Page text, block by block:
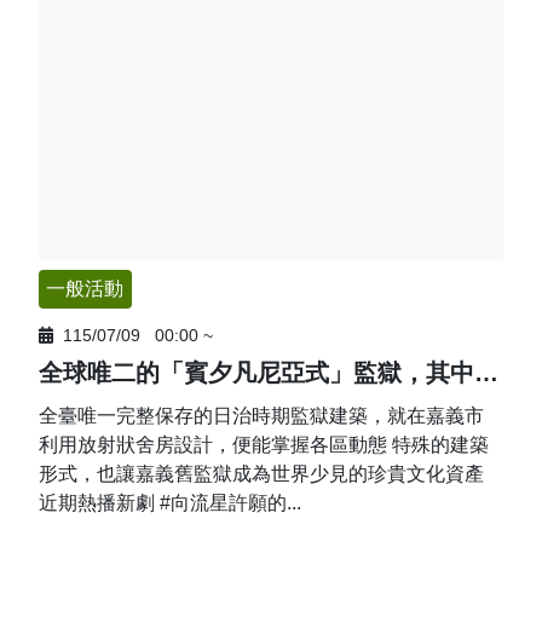
一般活動
115/07/09 00:00 ~
全球唯二的「賓夕凡尼亞式」監獄，其中之一就在嘉義市
全臺唯一完整保存的日治時期監獄建築，就在嘉義市
利用放射狀舍房設計，便能掌握各區動態 特殊的建築
形式，也讓嘉義舊監獄成為世界少見的珍貴文化資產
近期熱播新劇 #向流星許願的...